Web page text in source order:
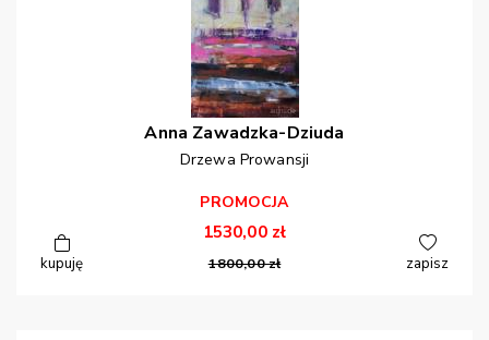
Anna Zawadzka-Dziuda
Drzewa Prowansji
kupuję
PROMOCJA
1530,00 zł
1800,00zł zapisz